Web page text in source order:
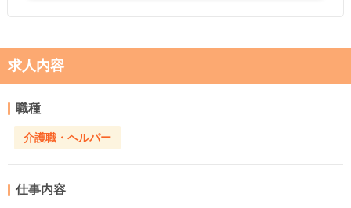
求人内容
職種
介護職・ヘルパー
仕事内容